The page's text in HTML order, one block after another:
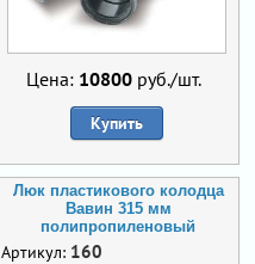
Цена: 10800 руб./шт.
Купить
Люк пластикового колодца
Вавин 315 мм
полипропиленовый
Артикул: 160